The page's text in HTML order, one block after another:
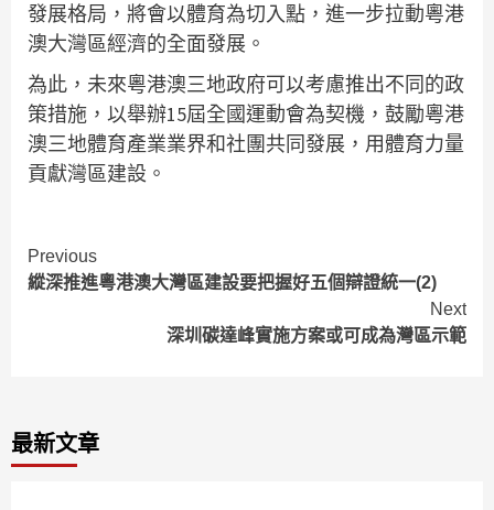
發展格局，將會以體育為切入點，進一步拉動粵港
澳大灣區經濟的全面發展。
為此，未來粵港澳三地政府可以考慮推出不同的政
策措施，以舉辦15屆全國運動會為契機，鼓勵粵港
澳三地體育產業業界和社團共同發展，用體育力量
貢獻灣區建設。
Continue
Reading
Previous
縱深推進粵港澳大灣區建設要把握好五個辯證統一(2)
Next
深圳碳達峰實施方案或可成為灣區示範
最新文章